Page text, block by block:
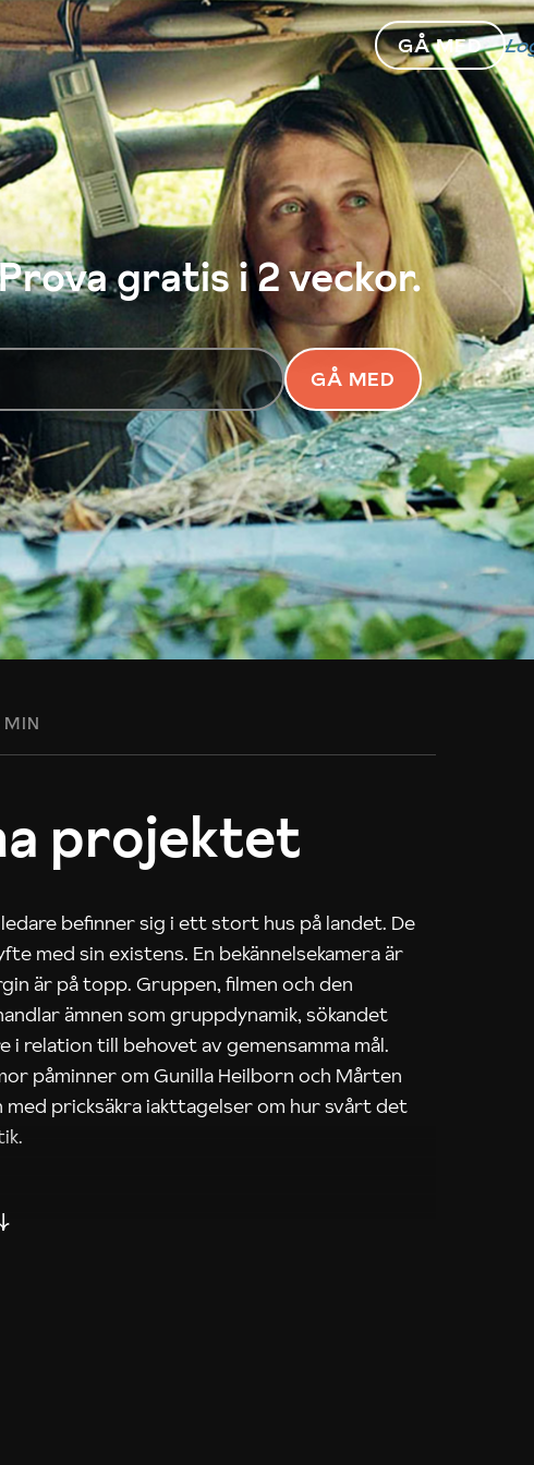
GÅ MED
gratis i 2 veckor.
GÅ MED
projektet
befinner sig i ett stort hus på landet. De
med sin existens. En bekännelsekamera är
är på topp. Gruppen, filmen och den
ämnen som gruppdynamik, sökandet
relation till behovet av gemensamma mål.
påminner om Gunilla Heilborn och Mårten
pricksäkra iakttagelser om hur svårt det